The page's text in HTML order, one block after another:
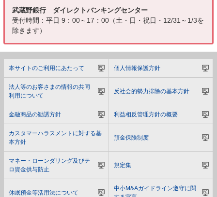
武蔵野銀行 ダイレクトバンキングセンター
受付時間：平日 9：00～17：00（土・日・祝日・12/31～1/3を
除きます）
本サイトのご利用にあたって 個人情報保護方針
法人等のお客さまの情報の共同
利用について
反社会的勢力排除の基本方針
金融商品の勧誘方針 利益相反管理方針の概要
カスタマーハラスメントに対する基
本方針
預金保険制度
マネー・ローンダリング及びテ
ロ資金供与防止
規定集
休眠預金等活用法について
中小M&Aガイドライン遵守に関